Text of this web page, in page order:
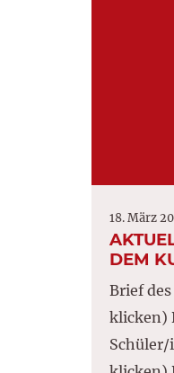
18. März
DEM
Brief
klicken)
Schüler/